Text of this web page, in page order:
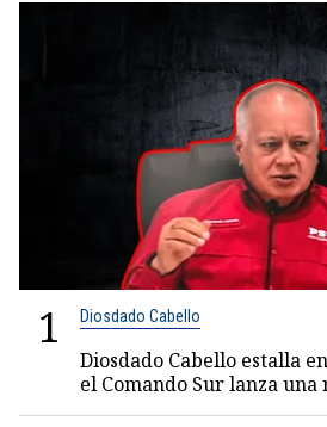
1 Diosdado Cabello
Diosdado Cabello estalla
el Comando Sur lanza